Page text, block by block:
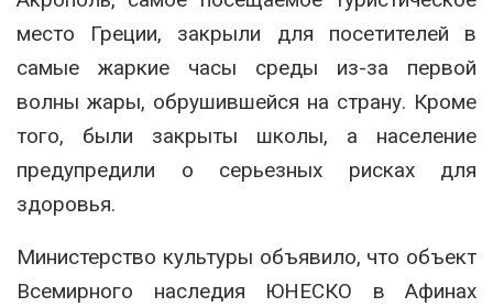
место Греции, закрыли для посетителей в
самые жаркие часы среды из-за первой
волны жары, обрушившейся на страну. Кроме
того, были закрыты школы, а население
предупредили о серьезных рисках для
здоровья.
Министерство культуры объявило, что объект
Всемирного наследия ЮНЕСКО в Афинах